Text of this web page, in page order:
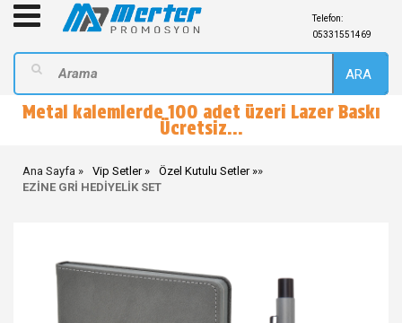
Telefon:
05331551469
ARA
Metal kalemlerde 100 adet üzeri Lazer Baskı
Ücretsiz...
Ana Sayfa Vip Setler »
Özel Kutulu Setler
EZİNE GRİ HEDİYELİK SET